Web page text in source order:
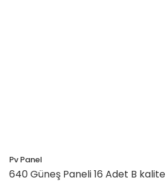
Pv Panel
640 Güneş Paneli 16 Adet B kalite